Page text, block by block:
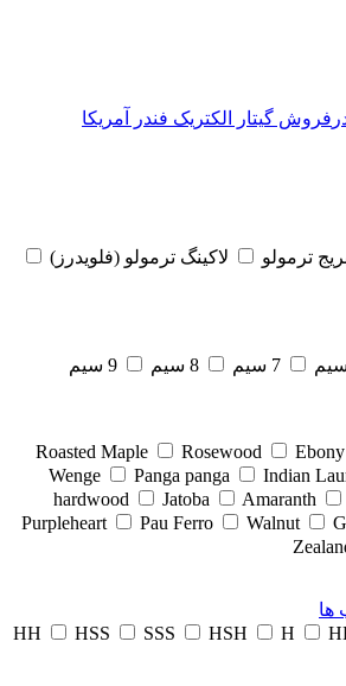
فروش گیتار الکتریک فندر آمریکا
ترمولو
لاکینگ ترمولو (فلویدرز)
Rosewood Ebony
Wenge
Panga panga Indian
hardwood
Jatoba Amaranth
Purpleheart
Pau Ferro Walnut
ها
HSS SSS HSH H